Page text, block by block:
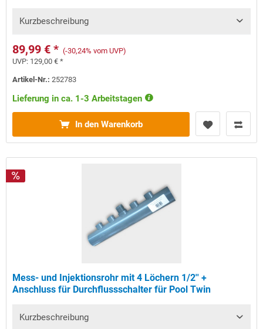
Kurzbeschreibung
89,99 € * (-30,24% vom UVP)
UVP: 129,00 € *
Artikel-Nr.:252783
Lieferung in ca. 1-3 Arbeitstagen
In den Warenkorb
Mess- und Injektionsrohr mit 4 Löchern 1/2'' +
Anschluss für Durchflussschalter für Pool Twin
Kurzbeschreibung